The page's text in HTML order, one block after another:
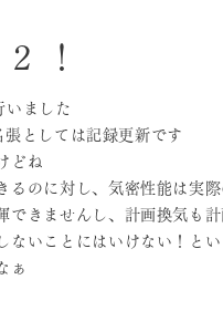
！
いました
としては記録更新です
どね
るのに対し、気密性能は実
できませんし、計画換気も
ないことにはいけない！と
ぁ